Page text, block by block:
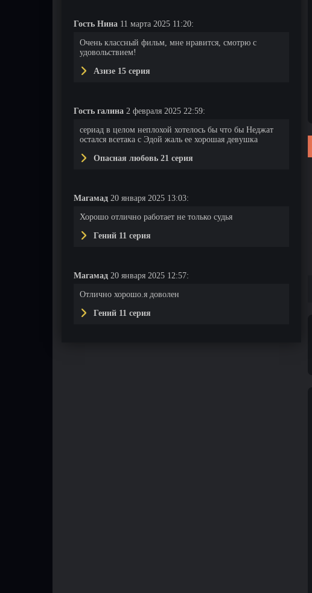
Гость Нина 11 марта 2025 11:20:
Очень классный фильм, мне нравится, смотрю с
удовольствием!
Азизе 15 серия
Гость галина 2 февраля 2025 22:59:
сериад в целом неплохой хотелось бы что бы Неджат
остался всетака с Эдой жаль ее хорошая девушка
Опасная любовь 21 серия
Магамад 20 января 2025 13:03:
Хорошо отлично работает не только судья
Гений 11 серия
Магамад 20 января 2025 12:57:
Отлично хорошо.я доволен
Гений 11 серия